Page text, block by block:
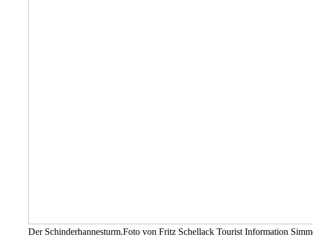
Der Schinderhannesturm.Foto von Fritz Schellack Tourist Information